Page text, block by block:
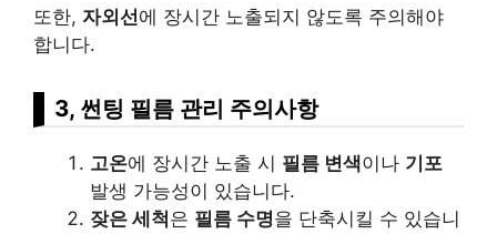
또한, 자외선에 장시간 노출되지 않도록 주의해야
합니다.
3, 썬팅 필름 관리 주의사항
고온에 장시간 노출 시 필름 변색이나 기포
발생 가능성이 있습니다.
잦은 세척 은 필름 수명을 단축시킬 수 있습니